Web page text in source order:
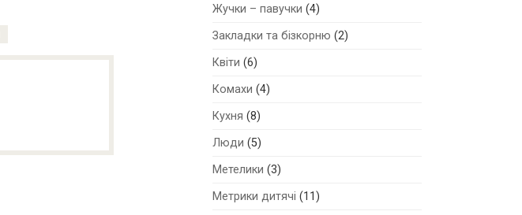
Жучки – павучки (4)
Закладки та бізкорню (2)
Квіти (6)
Комахи (4)
Кухня (8)
Люди (5)
Метелики (3)
Метрики дитячі (11)